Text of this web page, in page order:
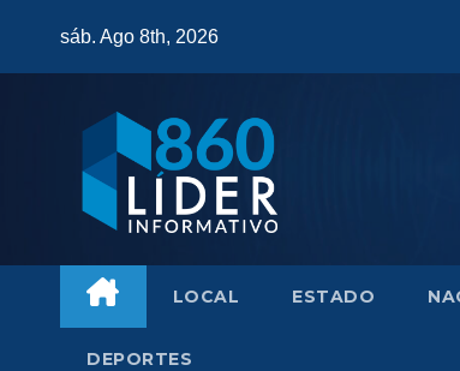
sáb. Ago 8th, 2026
LOCAL ESTADO
DEPORTES